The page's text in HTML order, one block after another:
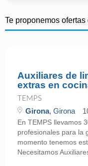
Te proponemos ofertas
Auxiliares de
extras en
TEMPS
Girona, Girona
En TEMPS llevamos
profesionales para la
momento tenemos
Necesitamos Auxiliares